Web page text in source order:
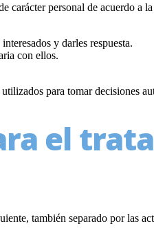
personal de acuerdo a la
y darles respuesta.
con ellos.
para tomar decisiones
el
también separado por las